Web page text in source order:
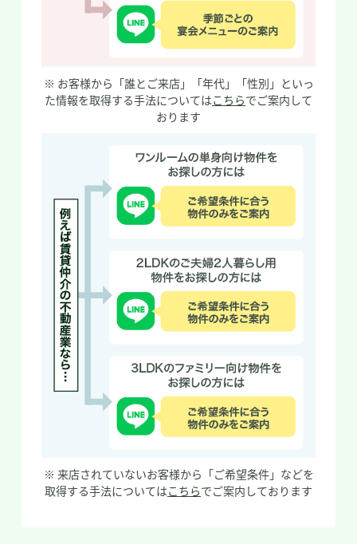
※ お客様から「誰とご来店」「年代」「性別」といっ
た情報を取得する手法についてはこちらでご案内して
おります
※ 来店されていないお客様から「ご希望条件」などを
取得する手法についてはこちらでご案内しております